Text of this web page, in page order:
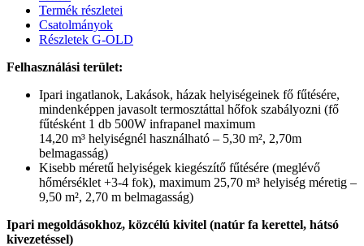
Termék részletei
Csatolmányok
Részletek G-OLD
Felhasználási terület:
Ipari ingatlanok, Lakások, házak helyiségeinek fő fűtésére,
mindenképpen javasolt termosztáttal hőfok szabályozni (fő
fűtésként 1 db 500W infrapanel maximum
14,20 m³ helyiségnél használható – 5,30 m², 2,70m
belmagasság)
Kisebb méretű helyiségek kiegészítő fűtésére (meglévő
hőmérséklet +3-4 fok), maximum 25,70 m³ helyiség méretig –
9,50 m², 2,70 m belmagasság)
Ipari megoldásokhoz, közcélú kivitel (natúr fa kerettel, hátsó
kivezetéssel)